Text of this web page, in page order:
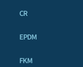
CR
EPDM
FKM